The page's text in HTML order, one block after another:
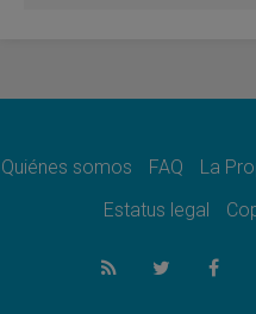
como misión
SIGNIS 2026,
07.08.2026
Lanzan un
Quiénes somos FAQ La
Estatus legal